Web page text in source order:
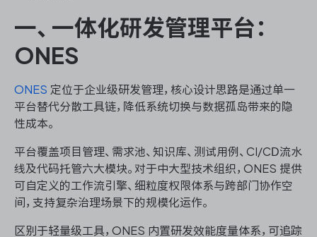
一、一体化研发管理平台：
ONES
ONES 定位于企业级研发管理，核心设计思路是通过单一
平台替代分散工具链，降低系统切换与数据孤岛带来的隐
性成本。
平台覆盖项目管理、需求池、知识库、测试用例、CI/CD流水
线及代码托管六大模块。对于中大型技术组织，ONES 提供
可自定义的工作流引擎、细粒度权限体系与跨部门协作空
间，支持复杂治理场景下的规模化运作。
区别于轻量级工具，ONES 内置研发效能度量体系，可追踪